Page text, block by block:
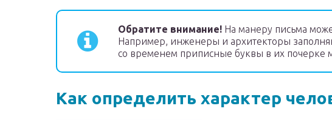
Обратите внимание! На манеру письма
Например, инженеры и архитекторы
со временем приписные буквы в их почерке
Как определить характер